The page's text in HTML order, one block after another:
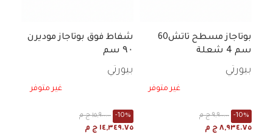
بوتاجاز مسطح تاتش60
سم 4 شعلة
بيورتي
غير متوفر
٩,٩٠٠.٠٠ ج م -10%
٨,٩٣٤.٧٥ ج م
شفاط فوق بوتاجاز موديرن
۹۰ سم
بيورتي
غير متوفر
١٥,٩٠٠.٠٠ ج م -10%
١٤,٣٤٩.٧٥ ج م